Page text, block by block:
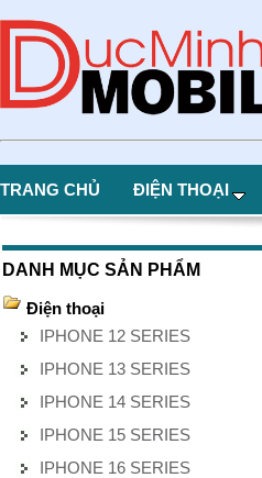
TRANG CHỦ ĐIỆN THOẠI
DANH MỤC SẢN PHẨM
Điện thoại
IPHONE 12 SERIES
IPHONE 13 SERIES
IPHONE 14 SERIES
IPHONE 15 SERIES
IPHONE 16 SERIES